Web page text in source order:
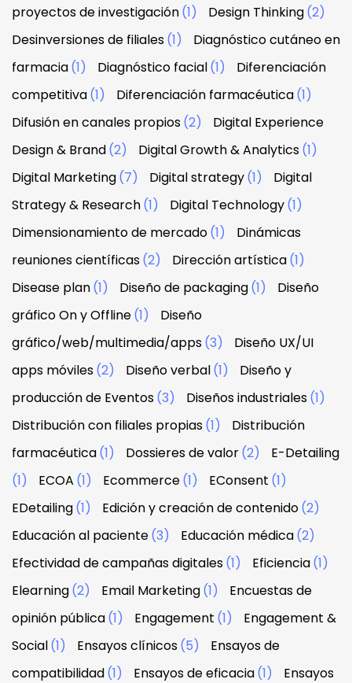
proyectos de investigación(1) Design Thinking(2)
Desinversiones de filiales(1)
Diagnóstico cutáneo en
farmacia(1) Diagnóstico facial(1)
Diferenciación
competitiva(1) Diferenciación farmacéutica(1)
Difusión en canales propios(2)
Digital Experience
Design & Brand(2) Digital Growth & Analytics(1)
Digital Marketing(7) Digital strategy(1)
Digital
Strategy & Research(1) Digital Technology(1)
Dimensionamiento de mercado(1)
Dinámicas
reuniones científicas(2) Dirección artística(1)
Disease plan(1) Diseño de packaging(1)
Diseño
gráfico On y Offline(1)
Diseño
gráfico/web/multimedia/apps(3)
Diseño UX/UI
apps móviles(2) Diseño verbal(1)
Diseño y
producción de Eventos(3) Diseños industriales(1)
Distribución con filiales propias(1)
Distribución
farmacéutica(1) Dossieres de valor(2)
E-Detailing
(1)
ECOA (1) Ecommerce(1) EConsent (1)
EDetailing(1) Edición y creación de contenido(2)
Educación al paciente(3) Educación médica(2)
Efectividad de campañas digitales(1) Eficiencia(1)
Elearning(2) Email Marketing(1)
Encuestas de
opinión pública(1) Engagement (1)
Engagement &
Social(1) Ensayos clínicos(5)
Ensayos de
compatibilidad(1) Ensayos de eficacia(1)
Ensayos